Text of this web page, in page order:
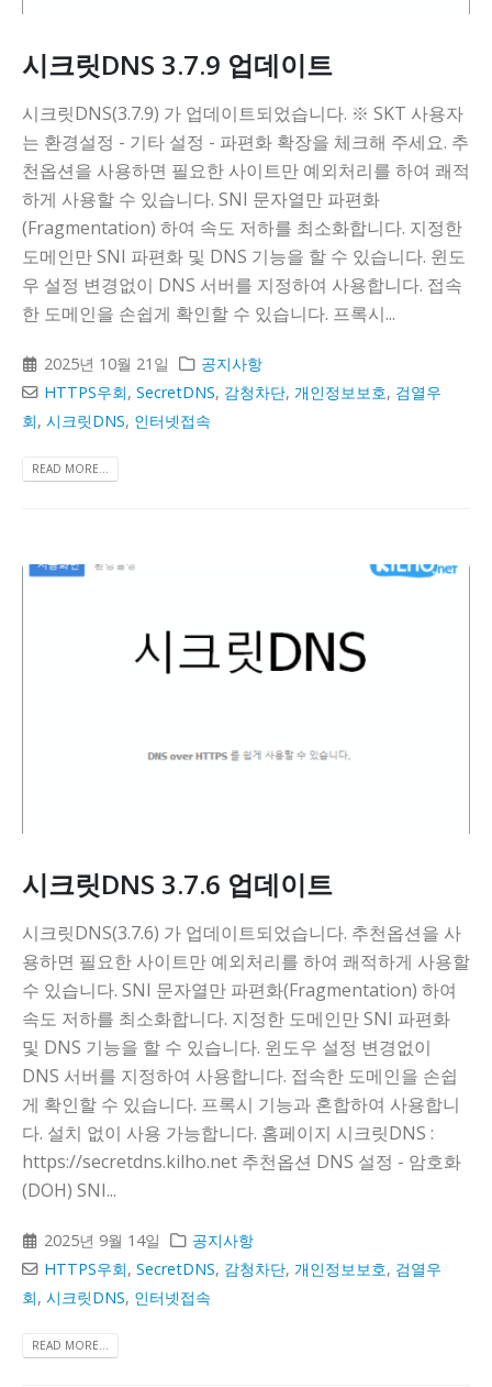
시크릿DNS 3.7.9 업데이트
시크릿DNS(3.7.9) 가 업데이트되었습니다. ※ SKT 사용자
는 환경설정 - 기타 설정 - 파편화 확장을 체크해 주세요. 추
천옵션을 사용하면 필요한 사이트만 예외처리를 하여 쾌적
하게 사용할 수 있습니다. SNI 문자열만 파편화
(Fragmentation) 하여 속도 저하를 최소화합니다. 지정한
도메인만 SNI 파편화 및 DNS 기능을 할 수 있습니다. 윈도
우 설정 변경없이 DNS 서버를 지정하여 사용합니다. 접속
한 도메인을 손쉽게 확인할 수 있습니다. 프록시...
2025년 10월 21일
공지사항
HTTPS우회,SecretDNS, 감청차단,개인정보보호, 검열우
회, 시크릿DNS, 인터넷접속
READ MORE...
시크릿DNS 3.7.6 업데이트
시크릿DNS(3.7.6) 가 업데이트되었습니다. 추천옵션을 사
용하면 필요한 사이트만 예외처리를 하여 쾌적하게 사용할
수 있습니다. SNI 문자열만 파편화(Fragmentation) 하여
속도 저하를 최소화합니다. 지정한 도메인만 SNI 파편화
및 DNS 기능을 할 수 있습니다. 윈도우 설정 변경없이
DNS 서버를 지정하여 사용합니다. 접속한 도메인을 손쉽
게 확인할 수 있습니다. 프록시 기능과 혼합하여 사용합니
다. 설치 없이 사용 가능합니다. 홈페이지 시크릿DNS :
https://secretdns.kilho.net 추천옵션 DNS 설정 - 암호화
(DOH) SNI...
2025년 9월 14일
공지사항
HTTPS우회,SecretDNS, 감청차단,개인정보보호, 검열우
회, 시크릿DNS, 인터넷접속
READ MORE...